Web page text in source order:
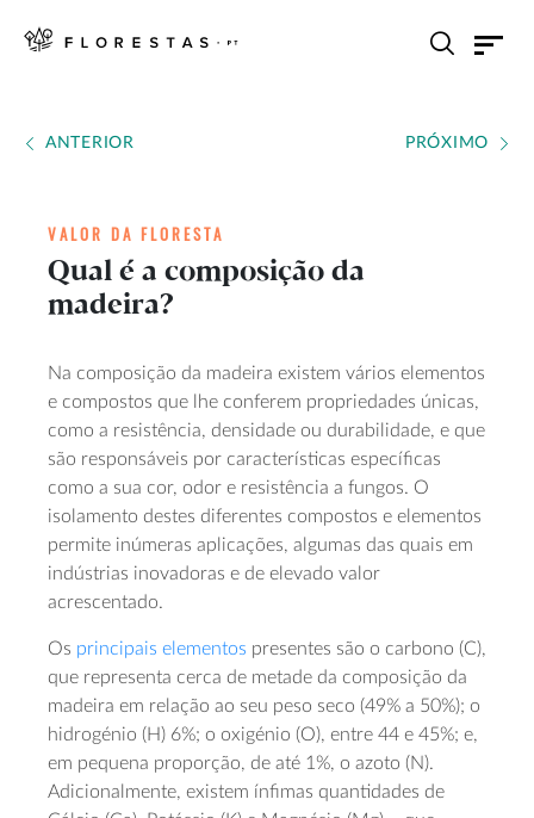
ANTERIOR PRÓXIMO
VALOR DA FLORESTA
Qual é a composição da
madeira?
Na composição da madeira existem vários elementos
e compostos que lhe conferem propriedades únicas,
como a resistência, densidade ou durabilidade, e que
são responsáveis por características específicas
como a sua cor, odor e resistência a fungos. O
isolamento destes diferentes compostos e elementos
permite inúmeras aplicações, algumas das quais em
indústrias inovadoras e de elevado valor
acrescentado.
Os principais elementos presentes são o carbono (C),
que representa cerca de metade da composição da
madeira em relação ao seu peso seco (49% a 50%); o
hidrogénio (H) 6%; o oxigénio (O), entre 44 e 45%; e,
em pequena proporção, de até 1%, o azoto (N).
Adicionalmente, existem ínfimas quantidades de